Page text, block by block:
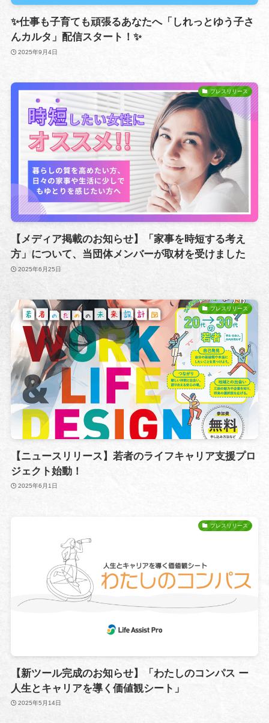
✨仕事も子育ても頑張るあなたへ「しれっとゆう子さ
んカルタ」配信スタート！✨
2025年9月4日
プレスリリース
【メディア掲載のお知らせ】「家事を時短する考え
方」について、当団体メンバーが取材を受けました
2025年6月25日
プレスリリース
【ニュースリリース】若者のライフキャリア支援プロ
ジェクト始動！
2025年6月1日
プレスリリース
【新ツール完成のお知らせ】「わたしのコンパス ー
人生とキャリアを導く価値観シート」
2025年5月14日